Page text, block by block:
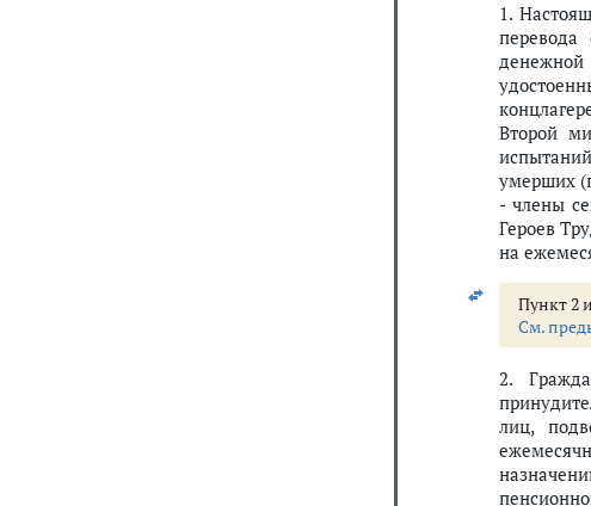
1.
Второй
умерших
- члены
Героев
на
Пункт 2
См.
2.
лиц,